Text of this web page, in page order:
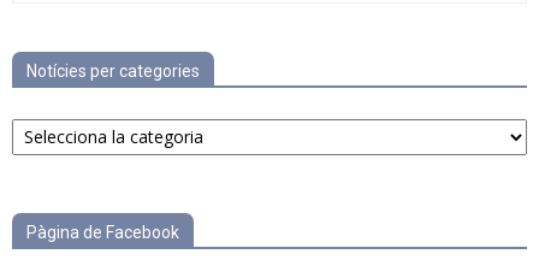
Notícies per categories
Notícies
per
Pàgina de Facebook